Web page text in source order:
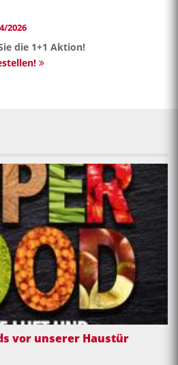
2026
die 1+1 Aktion!
vor unserer Haustür